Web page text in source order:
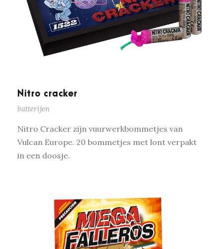
Nitro cracker
batterijen
Nitro Cracker zijn vuurwerkbommetjes van
Vulcan Europe. 20 bommetjes met lont verpakt
in een doosje.